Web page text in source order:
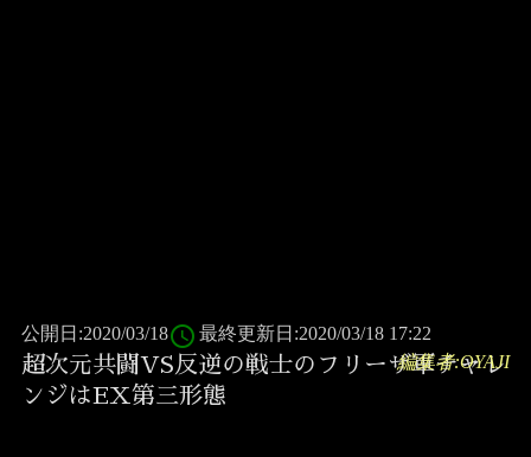
公開日:2020/03/18access_time 最終更新日:2020/03/18 17:22
超次元共闘VS反逆の戦士のフリーザ軍チャレ
ンジはEX第三形態
編集者:OYAJI